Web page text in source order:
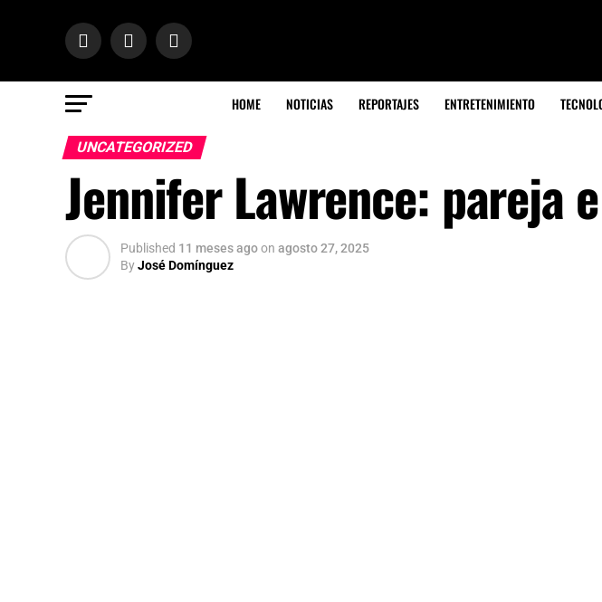
HOME NOTICIAS REPORTAJES ENTRETENIMIENTO
UNCATEGORIZED
Jennifer Lawrence: pareja
Published 11 meses agoon agosto 27, 2025
ByJosé Domínguez